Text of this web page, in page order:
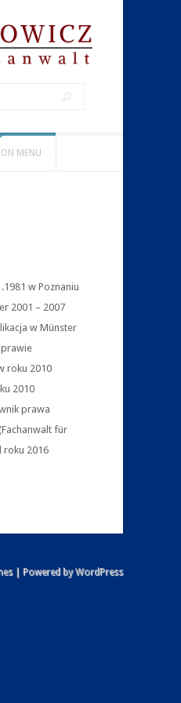
MENU
w Poznaniu
2001 – 2007
w Münster
roku 2010
2010
prawa
für
roku 2016
| Powered byWordPress